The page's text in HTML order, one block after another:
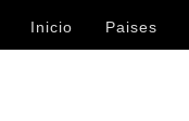
Inicio Paises